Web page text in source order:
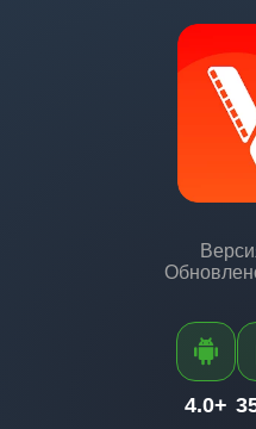
4.0+